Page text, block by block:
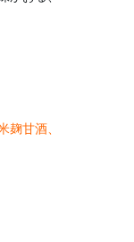
甘酒、